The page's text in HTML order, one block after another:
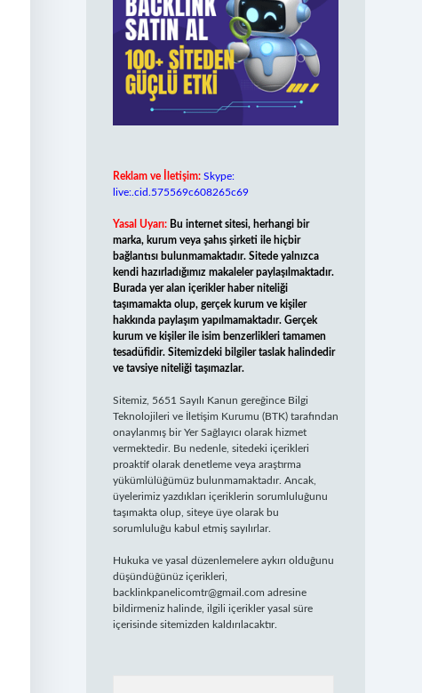
Reklam ve İletişim: Skype:
live:.cid.575569c608265c69
Yasal Uyarı: Bu internet sitesi, herhangi bir
marka, kurum veya şahıs şirketi ile hiçbir
bağlantısı bulunmamaktadır. Sitede yalnızca
kendi hazırladığımız makaleler paylaşılmaktadır.
Burada yer alan içerikler haber niteliği
taşımamakta olup, gerçek kurum ve kişiler
hakkında paylaşım yapılmamaktadır. Gerçek
kurum ve kişiler ile isim benzerlikleri tamamen
tesadüfidir. Sitemizdeki bilgiler taslak halindedir
ve tavsiye niteliği taşımazlar.
Sitemiz, 5651 Sayılı Kanun gereğince Bilgi
Teknolojileri ve İletişim Kurumu (BTK) tarafından
onaylanmış bir Yer Sağlayıcı olarak hizmet
vermektedir. Bu nedenle, sitedeki içerikleri
proaktif olarak denetleme veya araştırma
yükümlülüğümüz bulunmamaktadır. Ancak,
üyelerimiz yazdıkları içeriklerin sorumluluğunu
taşımakta olup, siteye üye olarak bu
sorumluluğu kabul etmiş sayılırlar.
Hukuka ve yasal düzenlemelere aykırı olduğunu
düşündüğünüz içerikleri,
backlinkpanelicomtr@gmail.com adresine
bildirmeniz halinde, ilgili içerikler yasal süre
içerisinde sitemizden kaldırılacaktır.